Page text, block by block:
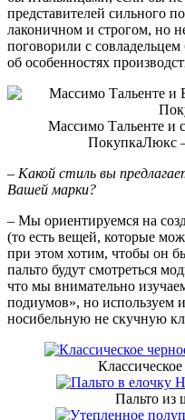
представителей сильного
лаконичном и строгом, но
поговорили с
об особенностях
Массимо Тальенте и
ПокупкаЛюкс
– Какой стиль вы
Вашей марки?
– Мы ориентируемся на
(то есть вещей, которые
при этом хотим, чтобы он
пальто будут смотреться
что мы внимательно
подиумов», но используем
носибельную не скучную
Пальто из